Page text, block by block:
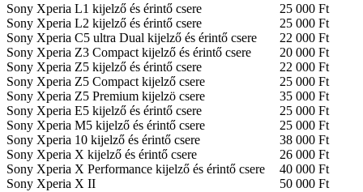
Sony Xperia L1 kijelző és érintő csere
25 000 Ft
Sony Xperia L2 kijelző és érintő csere
25 000 Ft
Sony Xperia C5 ultra Dual kijelző és érintő csere
22 000 Ft
Sony Xperia Z3 Compact kijelző és érintő csere
20 000 Ft
Sony Xperia Z5 kijelző és érintő csere
22 000 Ft
Sony Xperia Z5 Compact kijelző csere
25 000 Ft
Sony Xperia Z5 Premium kijelzö csere
35 000 Ft
Sony Xperia E5 kijelző és érintő csere
25 000 Ft
Sony Xperia M5 kijelző és érintő csere
25 000 Ft
Sony Xperia 10 kijelző és érintő csere
38 000 Ft
Sony Xperia X kijelző és érintő csere
26 000 Ft
Sony Xperia X Performance kijelző és érintő csere
40 000 Ft
Sony Xperia X II
50 000 Ft